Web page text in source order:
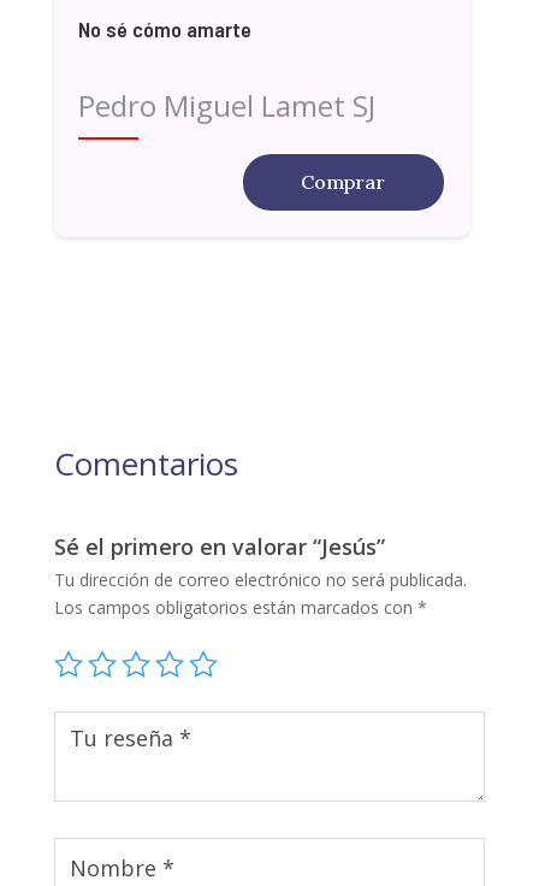
No sé cómo amarte
Pedro Miguel Lamet SJ
Comprar
Comentarios
Sé el primero en valorar “Jesús”
Tu dirección de correo electrónico no será publicada.
Los campos obligatorios están marcados con *